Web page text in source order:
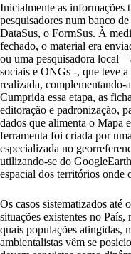
Inicialmente as informações
pesquisadores num banco
DataSus, o FormSus. À
fechado, o material era
ou uma pesquisadora local
sociais e ONGs -, que teve
realizada, complementando-
Cumprida essa etapa, as
editoração e padronização,
dados que alimenta o Mapa
ferramenta foi criada por
especializada no
utilizando-se do
espacial dos territórios onde
Os casos sistematizados até
situações existentes no
quais populações atingidas,
ambientalistas vêm se